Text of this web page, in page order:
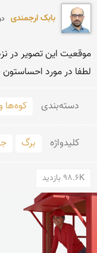
بابک ارجمندی
لطفا در مورد
دسته‌بندی کوه‌ها
کلید‌واژه برگ
98.6K بازدید